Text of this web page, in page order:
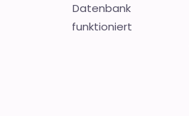
Datenbank
funktioniert